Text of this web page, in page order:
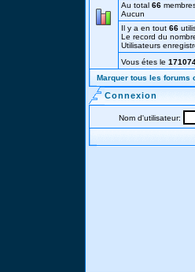
Au total 66
Aucun
Il y a en tout 66
Le record du
Utilisateurs
Vous étes le
Marquer tous les forums
Connexion
Nom d'utilisateur: